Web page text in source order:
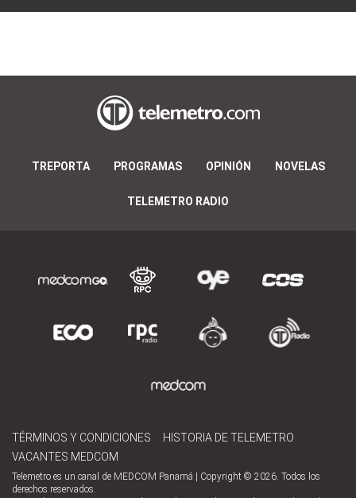
TREPORTA PROGRAMAS OPINIÓN NOVELAS
TELEMETRO RADIO
TÉRMINOS Y CONDICIONES
HISTORIA DE TELEMETRO
VACANTES MEDCOM
Telemetro es un canal de MEDCOM Panamá | Copyright © 2026. Todos los
derechos reservados.